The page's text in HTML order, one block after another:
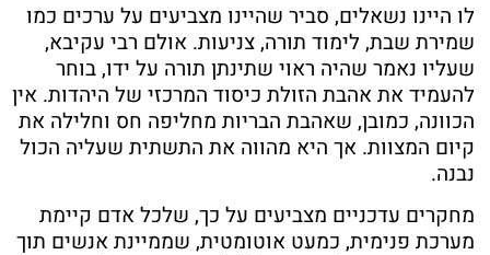
לו היינו נשאלים, סביר שהיינו מצביעים על ערכים כמו
שמירת שבת, לימוד תורה, צניעות. אולם רבי עקיבא,
שעליו נאמר שהיה ראוי שתינתן תורה על ידו, בוחר
להעמיד את אהבת הזולת כיסוד המרכזי של היהדות. אין
הכוונה, כמובן, שאהבת הבריות מחליפה חס וחלילה את
קיום המצוות. אך היא מהווה את התשתית שעליה הכול
נבנה.
מחקרים עדכניים מצביעים על כך, שלכל אדם קיימת
מערכת פנימית, כמעט אוטומטית, שממיינת אנשים תוך